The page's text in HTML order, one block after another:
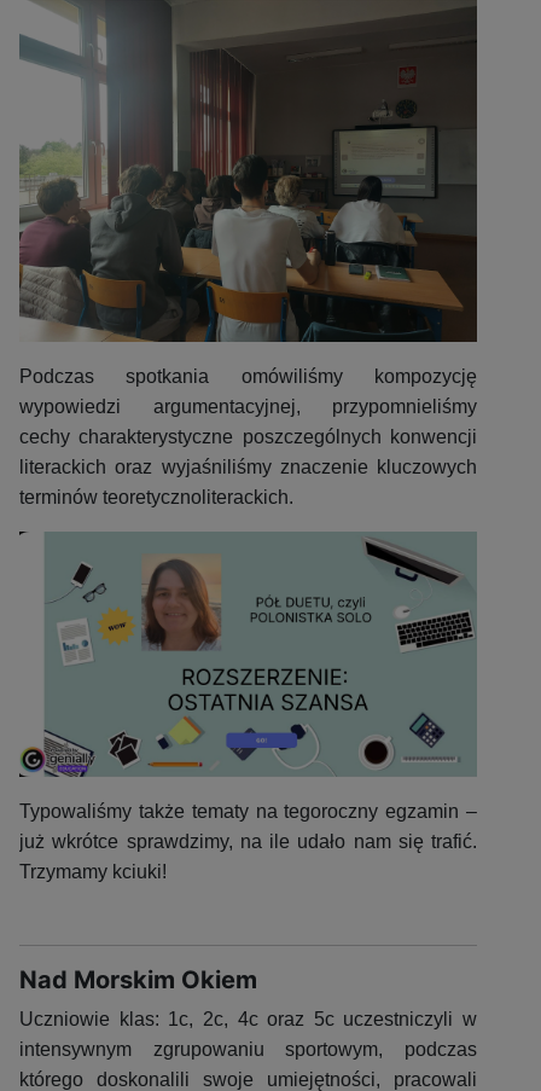
Podczas spotkania omówiliśmy kompozycję
wypowiedzi argumentacyjnej, przypomnieliśmy
cechy charakterystyczne poszczególnych konwencji
literackich oraz wyjaśniliśmy znaczenie kluczowych
terminów teoretycznoliterackich.
Typowaliśmy także tematy na tegoroczny egzamin –
już wkrótce sprawdzimy, na ile udało nam się trafić.
Trzymamy kciuki!
Nad Morskim Okiem
Uczniowie klas: 1c, 2c, 4c oraz 5c uczestniczyli w
intensywnym zgrupowaniu sportowym, podczas
którego doskonalili swoje umiejętności, pracowali